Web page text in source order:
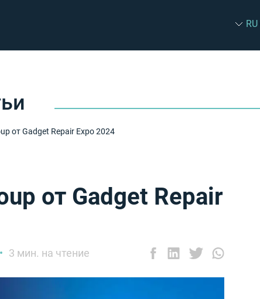
RU
от Gadget Repair Expo 2024
от Gadget Repair
3 мин. на чтение